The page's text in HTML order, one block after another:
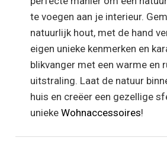
te voegen aan je interieur.
natuurlijk hout, met de hand
eigen unieke kenmerken en
blikvanger met een warme en
uitstraling. Laat de natuur
huis en creëer een gezellige
unieke Wohnaccessoires!